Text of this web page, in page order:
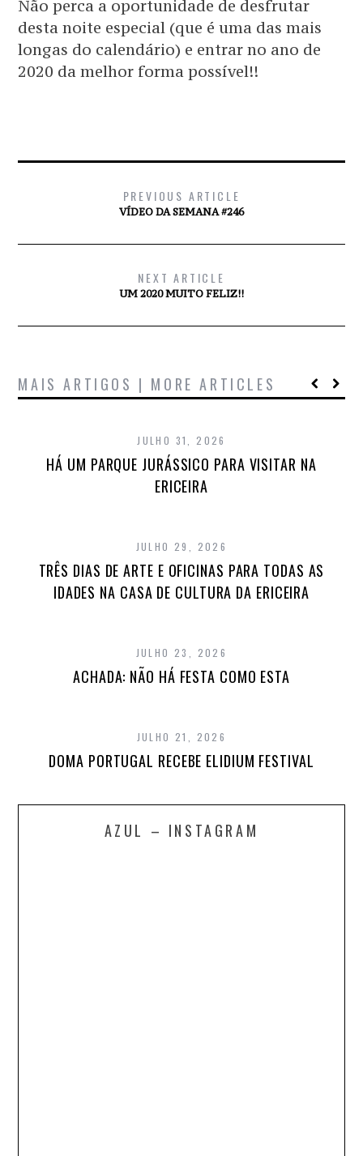
Não perca a oportunidade de desfrutar
desta noite especial (que é uma das mais
longas do calendário) e entrar no ano de
2020 da melhor forma possível!!
PREVIOUS ARTICLE
VÍDEO DA SEMANA #246
NEXT ARTICLE
UM 2020 MUITO FELIZ!!
MAIS ARTIGOS | MORE ARTICLES
JULHO 31, 2026
HÁ UM PARQUE JURÁSSICO PARA VISITAR NA
ERICEIRA
JULHO 29, 2026
TRÊS DIAS DE ARTE E OFICINAS PARA TODAS AS
IDADES NA CASA DE CULTURA DA ERICEIRA
JULHO 23, 2026
ACHADA: NÃO HÁ FESTA COMO ESTA
JULHO 21, 2026
DOMA PORTUGAL RECEBE ELIDIUM FESTIVAL
AZUL – INSTAGRAM